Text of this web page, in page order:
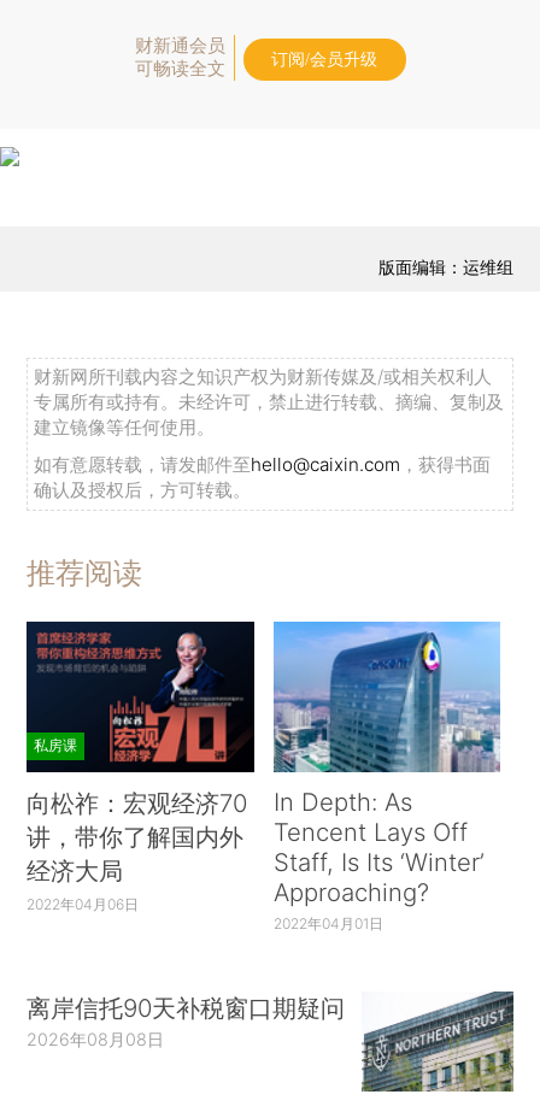
财新通会员
可畅读全文
订阅/会员升级
版面编辑：运维组
财新网所刊载内容之知识产权为财新传媒及/或相关权利人
专属所有或持有。未经许可，禁止进行转载、摘编、复制及
建立镜像等任何使用。
如有意愿转载，请发邮件至hello@caixin.com ，获得书面
确认及授权后，方可转载。
推荐阅读
私房课
向松祚：宏观经济70
讲，带你了解国内外
经济大局
2022年04月06日
In Depth: As
Tencent Lays Off
Staff, Is Its ‘Winter’
Approaching?
2022年04月01日
离岸信托90天补税窗口期疑问
2026年08月08日